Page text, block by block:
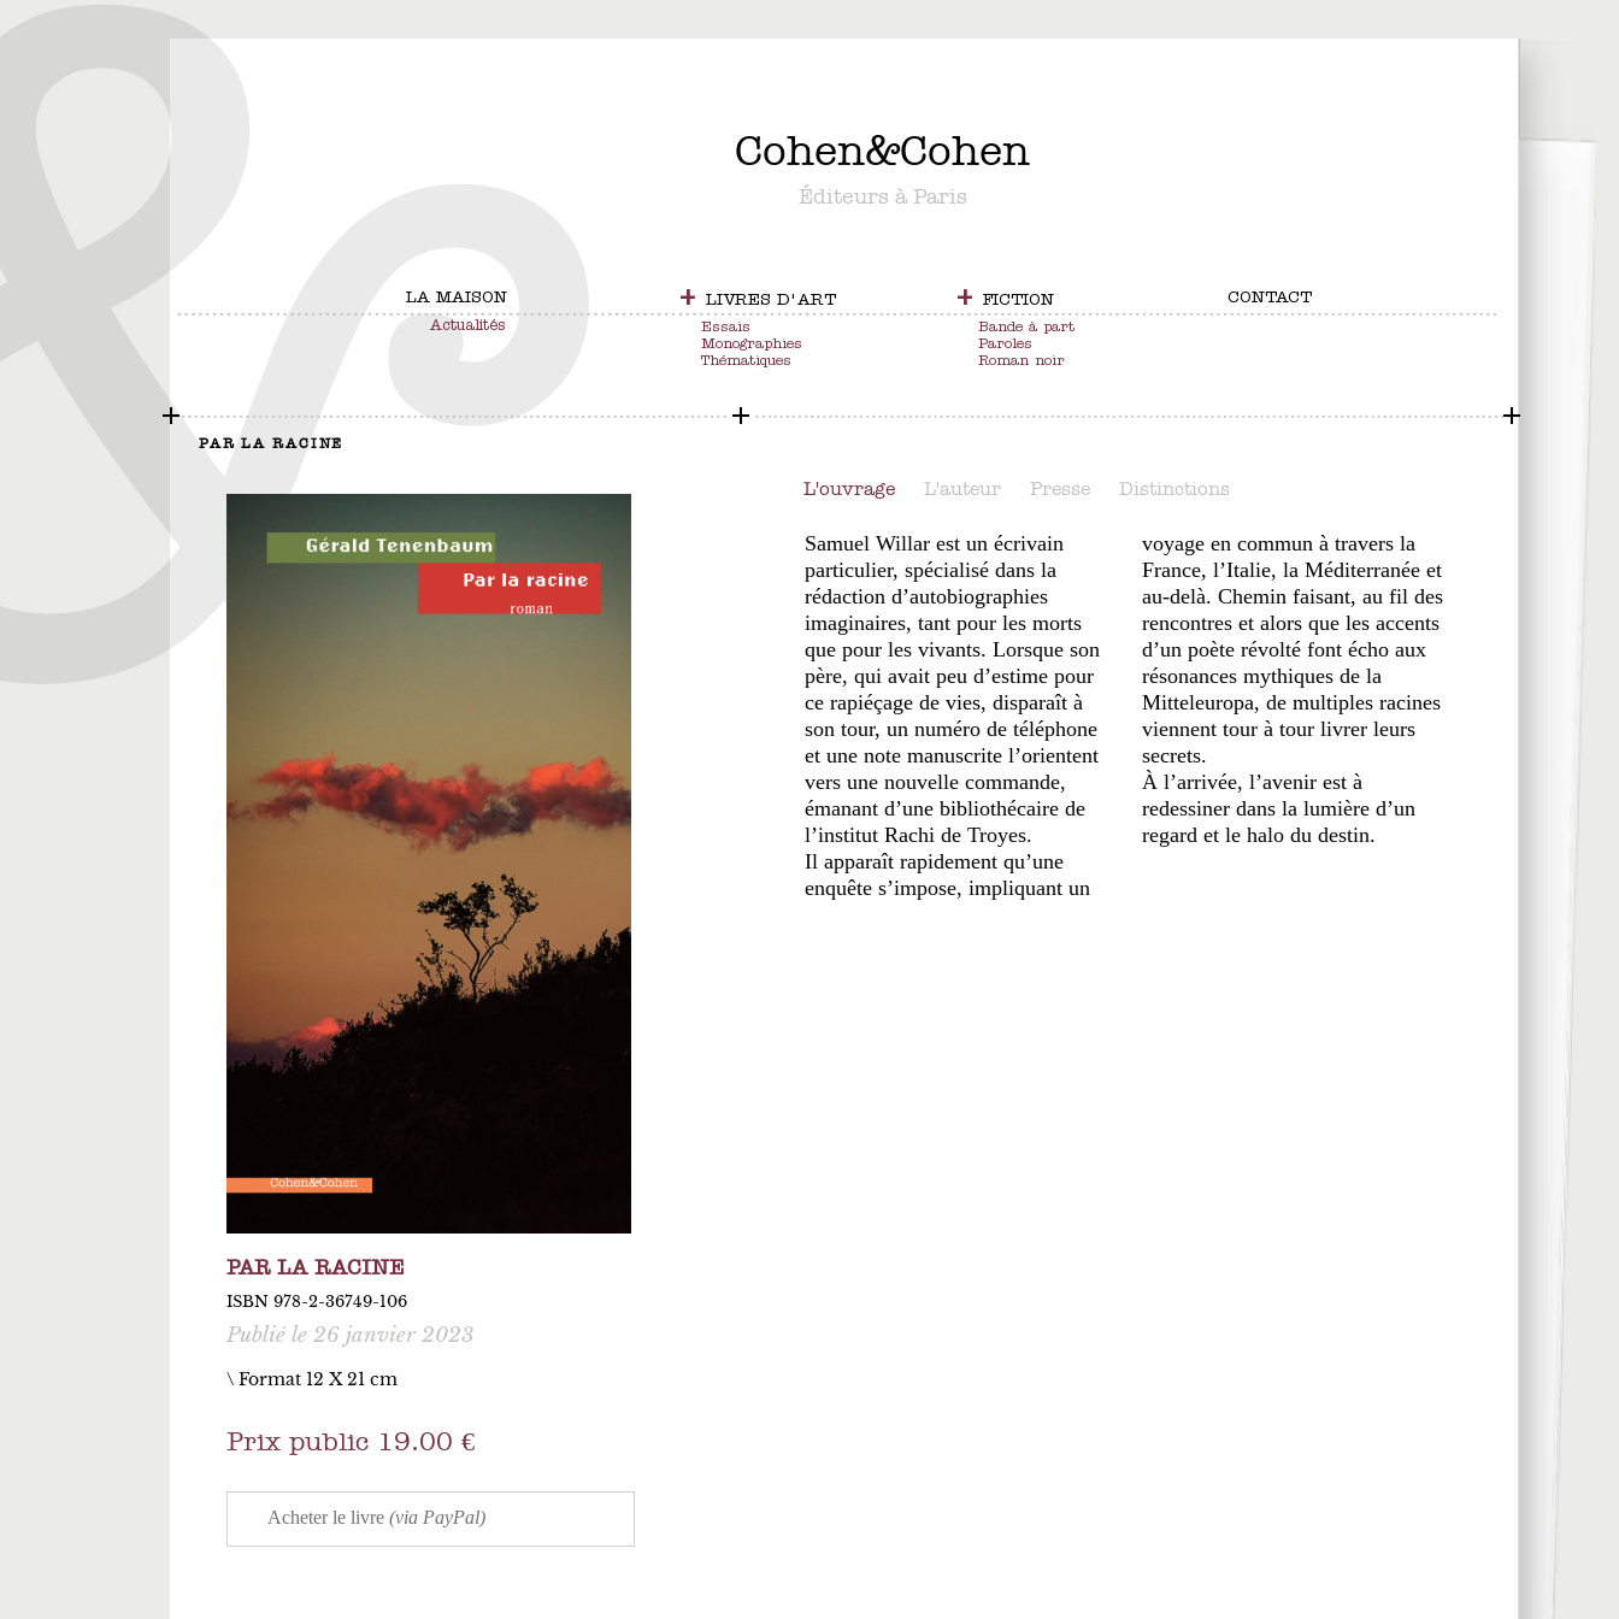
Cohen&Cohen
Éditeurs à Paris
LA MAISON
Actualités
+LIVRES D'ART
Essais
Monographies
Thématiques
+ FICTION
Bande à part
Paroles
Roman noir
CONTACT
PAR LA RACINE
PAR LA RACINE
ISBN 978-2-36749-106
Publié le 26 janvier 2023
\ Format 12 X 21 cm
Prix public 19.00 €
L'ouvrage L'auteur Presse Distinctions
Samuel Willar est un écrivain
particulier, spécialisé dans la
rédaction d’autobiographies
imaginaires, tant pour les morts
que pour les vivants. Lorsque son
père, qui avait peu d’estime pour
ce rapiéçage de vies, disparaît à
son tour, un numéro de téléphone
et une note manuscrite l’orientent
vers une nouvelle commande,
émanant d’une bibliothécaire de
l’institut Rachi de Troyes.
Il apparaît rapidement qu’une
enquête s’impose, impliquant un
voyage en commun à travers la
France, l’Italie, la Méditerranée et
au-delà. Chemin faisant, au fil des
rencontres et alors que les accents
d’un poète révolté font écho aux
résonances mythiques de la
Mitteleuropa, de multiples racines
viennent tour à tour livrer leurs
secrets.
À l’arrivée, l’avenir est à
redessiner dans la lumière d’un
regard et le halo du destin.